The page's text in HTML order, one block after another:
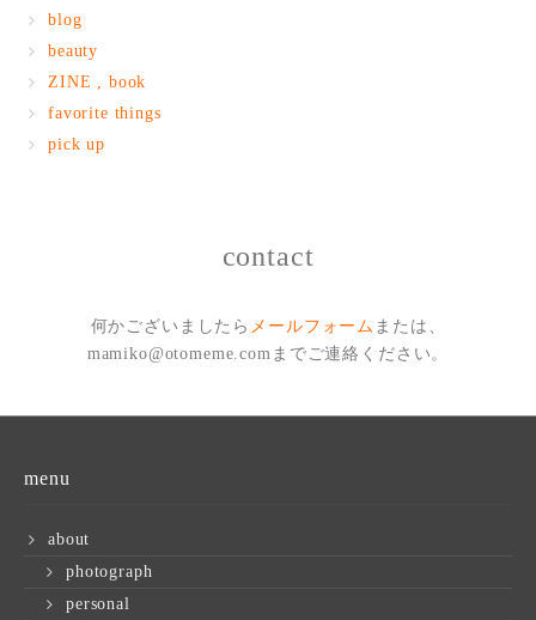
blog
beauty
ZINE , book
favorite things
pick up
contact
何かございましたら メールフォーム または、
mamiko@otomeme.comまでご連絡ください。
menu
about
photograph
personal